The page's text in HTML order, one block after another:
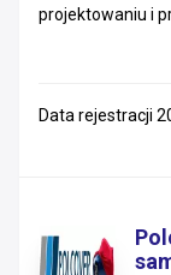
projektowaniu i
Data rejestracji